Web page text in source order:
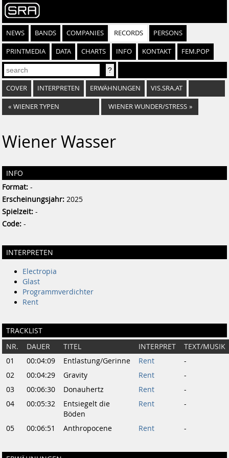
NEWS BANDS COMPANIES RECORDS PERSONS
PRINTMEDIA DATA CHARTS INFO KONTAKT FEM.POP
COVER INTERPRETEN ERWÄHNUNGEN VIS.SRA.AT
« WIENER TYPEN WIENER WUNDER/STRESS »
Wiener Wasser
INFO
Format: -
Erscheinungsjahr: 2025
Spielzeit: -
Code: -
INTERPRETEN
Electropia
Glast
Programmverdichter
Rent
TRACKLIST
NR. DAUER TITEL INTERPRET
TEXT/MUSIK
01
00:04:09 Entlastung/Gerinne Rent
-
02
00:04:29 Gravity Rent
-
03
00:06:30 Donauhertz Rent
-
04
00:05:32
Entsiegelt die
Böden
Rent -
05 00:06:51 Anthropocene Rent -